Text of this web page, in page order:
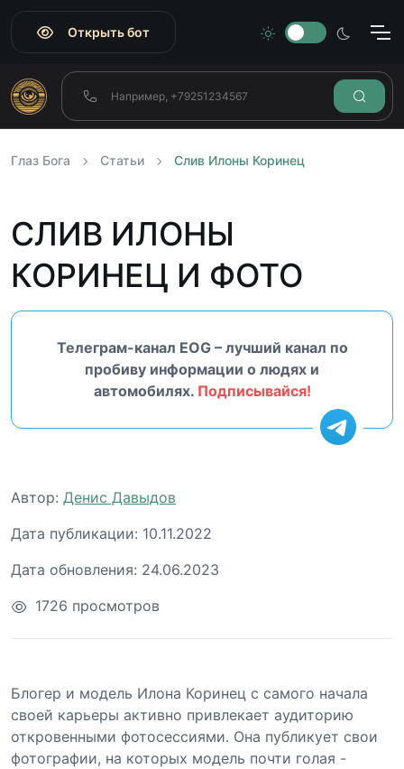
Открыть бот
Глаз Бога Статьи Слив Илоны Коринец
СЛИВ ИЛОНЫ
КОРИНЕЦ И ФОТО
Телеграм-канал EOG – лучший канал по
пробиву информации о людях и
автомобилях. Подписывайся!
Автор: Денис Давыдов
Дата публикации: 10.11.2022
Дата обновления: 24.06.2023
1726 просмотров
Блогер и модель Илона Коринец с самого начала
своей карьеры активно привлекает аудиторию
откровенными фотосессиями. Она публикует свои
фотографии, на которых модель почти голая -